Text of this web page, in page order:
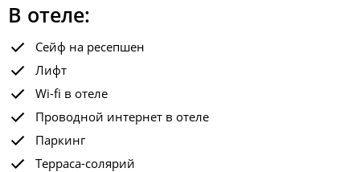
В отеле:
Сейф на ресепшен
Лифт
Wi-fi в отеле
Проводной интернет в отеле
Паркинг
Терраса-солярий